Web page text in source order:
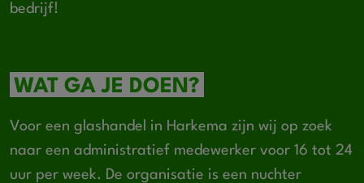
bedrijf!
WAT GA JE DOEN?
Voor een glashandel in Harkema zijn wij op zoek
naar een administratief medewerker voor 16 tot 24
uur per week. De organisatie is een nuchter